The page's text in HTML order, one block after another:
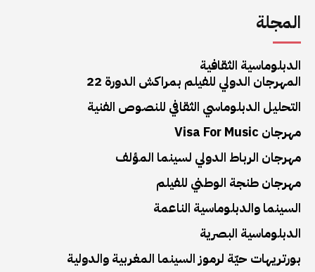
المجلة
الدبلوماسية الثقافية
المهرجان الدولي للفيلم بمراكش الدورة 22
التحليل الدبلوماسي الثقافي للنصوص الفنية
مهرجان Visa For Music
مهرجان الرباط الدولي لسينما المؤلف
مهرجان طنجة الوطني للفيلم
السينما والدبلوماسية الناعمة
الدبلوماسية البصرية
بورتريهات حيّة لرموز السينما المغربية والدولية